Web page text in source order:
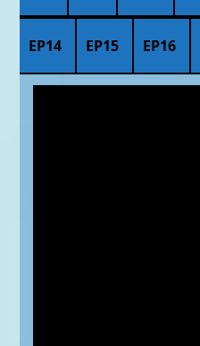
EP14 EP15 EP16